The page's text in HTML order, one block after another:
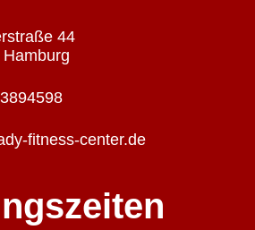
44
fitness-center.de